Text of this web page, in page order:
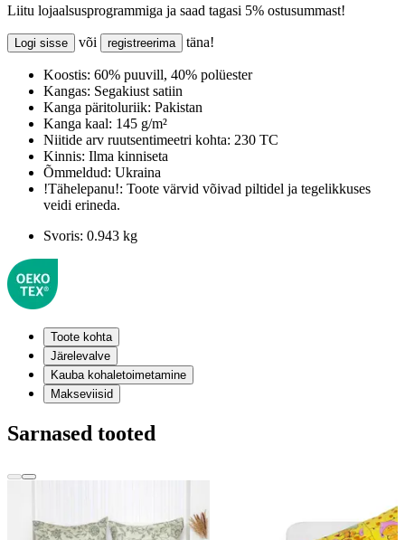
Liitu lojaalsusprogrammiga ja saad tagasi 5% ostusummast!
Logi sisse või registreerima täna!
Koostis: 60% puuvill, 40% polüester
Kangas: Segakiust satiin
Kanga päritoluriik: Pakistan
Kanga kaal: 145 g/m²
Niitide arv ruutsentimeetri kohta: 230 TC
Kinnis: Ilma kinniseta
Õmmeldud: Ukraina
!Tähelepanu!: Toote värvid võivad piltidel ja tegelikkuses
veidi erineda.
Svoris: 0.943 kg
Toote kohta
Järelevalve
Kauba kohaletoimetamine
Makseviisid
Sarnased tooted